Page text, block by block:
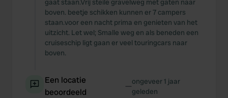
gaat staan.Vrij steile gravelweg met gaten naar
boven. beetje schikken kunnen er 7 campers
staan.voor een nacht prima en genieten van het
uitzicht. Let wel; Smalle weg en als beneden een
cruiseschip ligt gaan er veel touringcars naar
boven.
Een locatie
beoordeeld
—ongeveer 1 jaar
geleden